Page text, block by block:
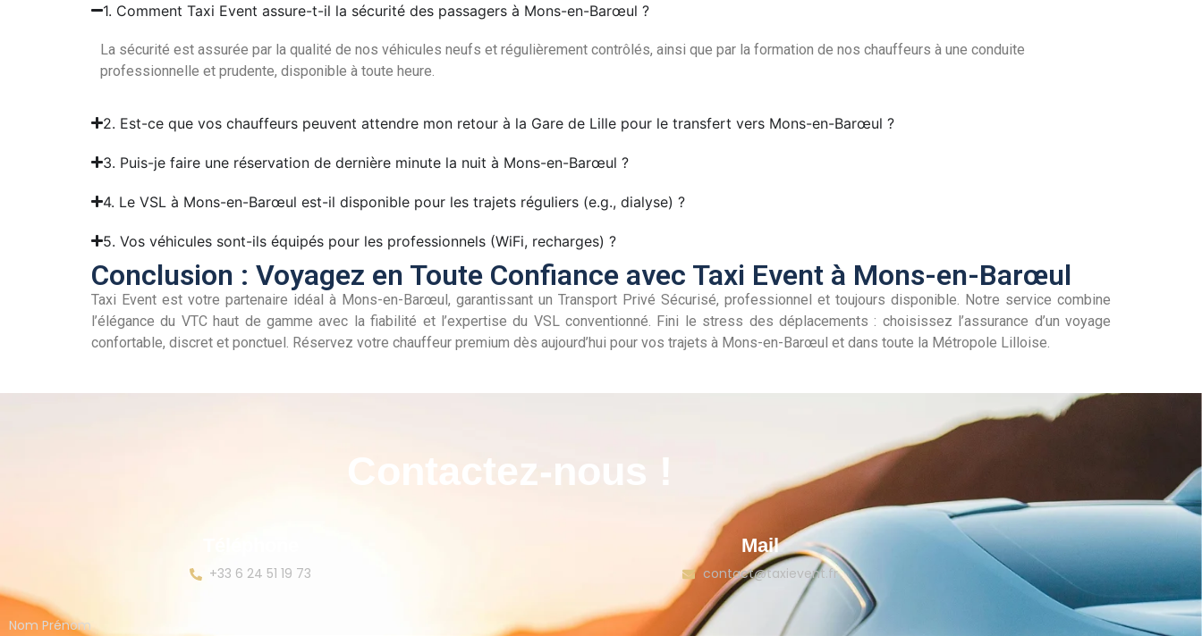
1. Comment Taxi Event assure-t-il la sécurité des passagers à Mons-en-Barœul ?
La sécurité est assurée par la qualité de nos véhicules neufs et régulièrement contrôlés, ainsi que par la formation de nos chauffeurs à une conduite
professionnelle et prudente, disponible à toute heure.
2. Est-ce que vos chauffeurs peuvent attendre mon retour à la Gare de Lille pour le transfert vers Mons-en-Barœul ?
3. Puis-je faire une réservation de dernière minute la nuit à Mons-en-Barœul ?
4. Le VSL à Mons-en-Barœul est-il disponible pour les trajets réguliers (e.g., dialyse) ?
5. Vos véhicules sont-ils équipés pour les professionnels (WiFi, recharges) ?
Conclusion : Voyagez en Toute Confiance avec Taxi Event à Mons-en-Barœul
Taxi Event est votre partenaire idéal à Mons-en-Barœul, garantissant un Transport Privé Sécurisé, professionnel et toujours disponible. Notre service combine
l’élégance du VTC haut de gamme avec la fiabilité et l’expertise du VSL conventionné. Fini le stress des déplacements : choisissez l’assurance d’un voyage
confortable, discret et ponctuel. Réservez votre chauffeur premium dès aujourd’hui pour vos trajets à Mons-en-Barœul et dans toute la Métropole Lilloise.
Contactez-nous !
+33 6 24 51 19 73
Mail
contact@taxievent.fr
Nom Prénom